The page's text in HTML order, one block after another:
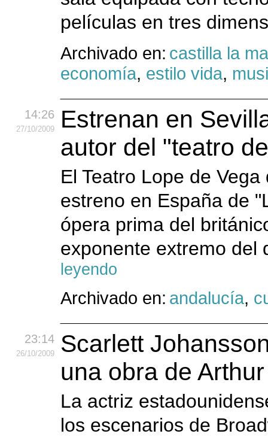
películas en tres
Archivado en: castilla la
economía, estilo vida,
14:26
27/10/2009
Estrenan en
autor del "teatro
El Teatro Lope de
estreno en España de
ópera prima del
exponente extremo
leyendo
Archivado en: andalucía,
23:14
26/10/2009
Scarlett
una obra de
La actriz
los escenarios de